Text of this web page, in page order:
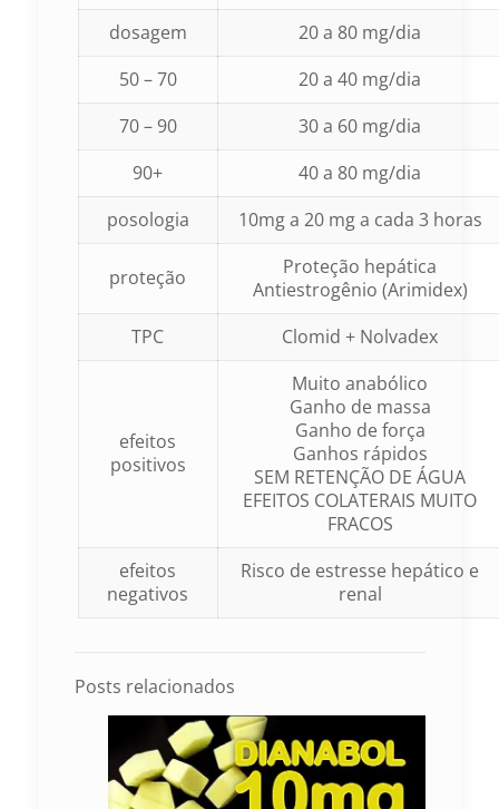
dosagem
20 a 80 mg/dia
50 – 70
20 a 40 mg/dia
70 – 90
30 a 60 mg/dia
90+
40 a 80 mg/dia
posologia
10mg a 20 mg a cada 3 horas
proteção
Proteção hepática
Antiestrogênio (Arimidex)
TPC
Clomid + Nolvadex
efeitos
positivos
Muito anabólico
Ganho de massa
Ganho de força
Ganhos rápidos
SEM RETENÇÃO DE ÁGUA
EFEITOS COLATERAIS MUITO
FRACOS
efeitos
negativos
Risco de estresse hepático e
renal
Posts relacionados